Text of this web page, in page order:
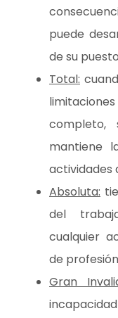
puede
de su
Total:
completo,
mantiene
actividades
Absoluta:
del
cualquier
de
Gran